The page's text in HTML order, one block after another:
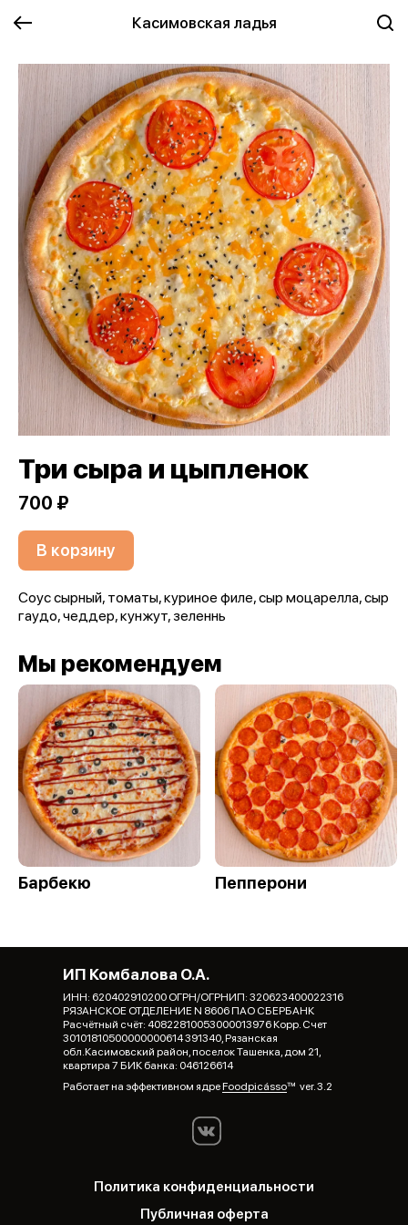
Касимовская ладья
Три сыра и цыпленок
700 ₽
В корзину
Соус сырный, томаты, куриное филе, сыр моцарелла, сыр
гаудо, чеддер, кунжут, зеленнь
Мы рекомендуем
Барбекю Пепперони
ИП Комбалова О.А.
ИНН: 620402910200 ОГРН/ОГРНИП: 320623400022316
РЯЗАНСКОЕ ОТДЕЛЕНИЕ N 8606 ПАО СБЕРБАНК
Расчётный счёт: 40822810053000013976 Корр. Счет
30101810500000000614 391340, Рязанская
обл.Касимовский район, поселок Ташенка, дом 21,
квартира 7 БИК банка: 046126614
Работает на эффективном ядреFoodpicássover. 3.2
Политика конфиденциальности
Публичная оферта